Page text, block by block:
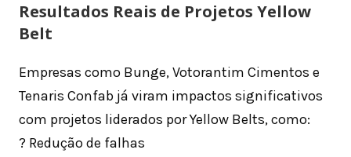
Resultados Reais de Projetos Yellow
Belt
Empresas como Bunge, Votorantim Cimentos e
Tenaris Confab já viram impactos significativos
com projetos liderados por Yellow Belts, como:
? Redução de falhas